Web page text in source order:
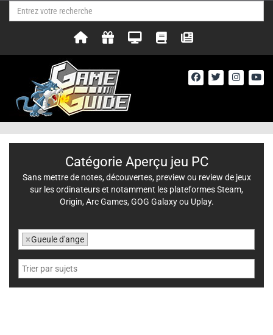
Catégorie Aperçu jeu PC
Sans mettre de notes, découvertes, preview ou review de jeux
sur les ordinateurs et notamment les plateformes Steam,
Origin, Arc Games, GOG Galaxy ou Uplay.
×Gueule d'ange